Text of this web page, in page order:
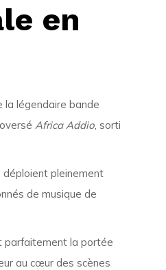
en
la légendaire bande
Africa Addio, sorti
déploient pleinement
de musique de
parfaitement la portée
au cœur des scènes